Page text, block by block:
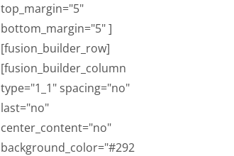
top_margin="5"
bottom_margin="5" ]
[fusion_builder_row]
[fusion_builder_column
type="1_1" spacing="no"
last="no"
center_content="no"
background_color="#292